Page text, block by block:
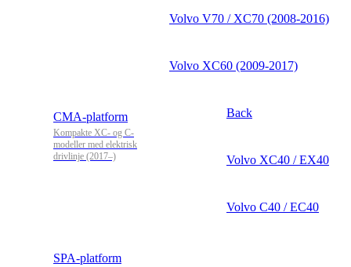
Volvo V70 / XC70 (2008-2016)
Volvo XC60 (2009-2017)
CMA-platform
Kompakte XC- og C-
modeller med elektrisk
drivlinje (2017–)
Back
Volvo XC40 / EX40
Volvo C40 / EC40
SPA-platform